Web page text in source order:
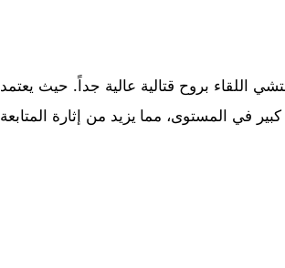
اللقاء بروح قتالية عالية جداً. حيث يعتمد
في المستوى، مما يزيد من إثارة المتابعة